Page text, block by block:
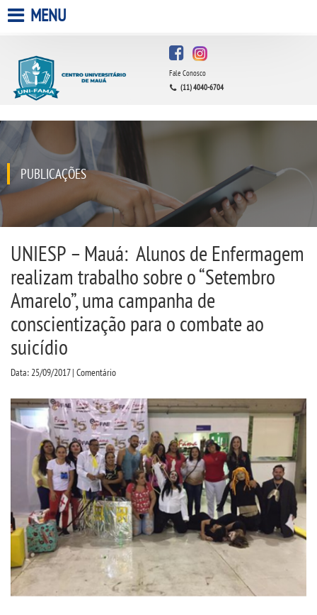
A FACULDADE
QUEM SOMOS
ESTÁGIOS
INFRAESTRUTURA
BIBLIOTECA
CPA
CPSA
PROUNI
ACOMPANHAMENTO EGRESSO
CURSOS
BACHARELADOS
LICENCIATURAS
TECNOLÓGICOS
MENU
Fale Conosco
(11) 4040-6704
PUBLICAÇÕES
UNIESP – Mauá: Alunos de Enfermagem
realizam trabalho sobre o “Setembro
Amarelo”, uma campanha de
conscientização para o combate ao
suicídio
Data: 25/09/2017 | Comentário